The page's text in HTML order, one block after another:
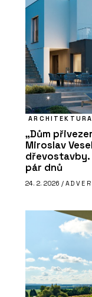
ARCHITEKTURA
„Dům
Miroslav
pár dnů
24. 2. 2026 /